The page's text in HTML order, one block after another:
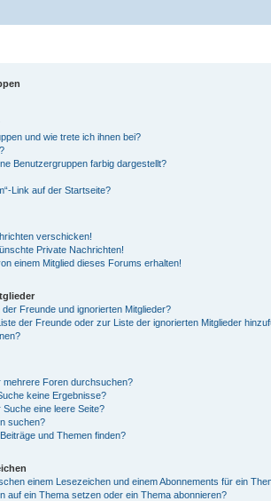
und wie trete ich ihnen bei?
Benutzergruppen farbig dargestellt?
Link auf der Startseite?
verschicken!
Private Nachrichten!
einem Mitglied dieses Forums erhalten!
Freunde und ignorierten Mitglieder?
der Freunde oder zur Liste der ignorierten Mitglieder
mehrere Foren durchsuchen?
keine Ergebnisse?
eine leere Seite?
suchen?
und Themen finden?
einem Lesezeichen und einem Abonnements für ein
auf ein Thema setzen oder ein Thema abonnieren?